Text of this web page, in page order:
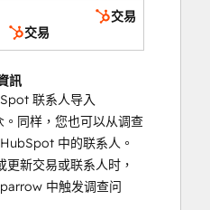
交易
交易
訊
联系人导入
同样，您也可以从调查
中的联系人。
新交易或联系人时，
中触发调查问